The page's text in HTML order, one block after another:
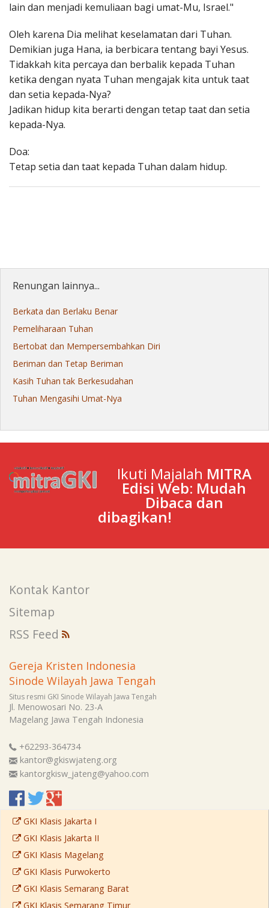
lain dan menjadi kemuliaan bagi umat-Mu, Israel."
Oleh karena Dia melihat keselamatan dari Tuhan.
Demikian juga Hana, ia berbicara tentang bayi Yesus.
Tidakkah kita percaya dan berbalik kepada Tuhan
ketika dengan nyata Tuhan mengajak kita untuk taat
dan setia kepada-Nya?
Jadikan hidup kita berarti dengan tetap taat dan setia
kepada-Nya.
Doa:
Tetap setia dan taat kepada Tuhan dalam hidup.
Renungan lainnya...
Berkata dan Berlaku Benar
Pemeliharaan Tuhan
Bertobat dan Mempersembahkan Diri
Beriman dan Tetap Beriman
Kasih Tuhan tak Berkesudahan
Tuhan Mengasihi Umat-Nya
Ikuti Majalah MITRA
Edisi Web: Mudah
Dibaca dan
dibagikan!
Kontak Kantor
Sitemap
RSS Feed
Gereja Kristen Indonesia
Sinode Wilayah Jawa Tengah
Situs resmi GKI Sinode Wilayah Jawa Tengah
Jl. Menowosari No. 23-A
Magelang Jawa Tengah Indonesia
+62293-364734
kantor@gkiswjateng.org
kantorgkisw_jateng@yahoo.com
GKI Klasis Jakarta I
GKI Klasis Jakarta II
GKI Klasis Magelang
GKI Klasis Purwokerto
GKI Klasis Semarang Barat
GKI Klasis Semarang Timur